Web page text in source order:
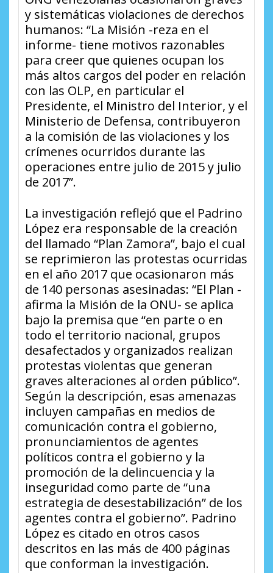
y sistemáticas violaciones de derechos
humanos: “La Misión -reza en el
informe- tiene motivos razonables
para creer que quienes ocupan los
más altos cargos del poder en relación
con las OLP, en particular el
Presidente, el Ministro del Interior, y el
Ministerio de Defensa, contribuyeron
a la comisión de las violaciones y los
crímenes ocurridos durante las
operaciones entre julio de 2015 y julio
de 2017”.
La investigación reflejó que el Padrino
López era responsable de la creación
del llamado “Plan Zamora”, bajo el cual
se reprimieron las protestas ocurridas
en el año 2017 que ocasionaron más
de 140 personas asesinadas: “El Plan -
afirma la Misión de la ONU- se aplica
bajo la premisa que “en parte o en
todo el territorio nacional, grupos
desafectados y organizados realizan
protestas violentas que generan
graves alteraciones al orden público”.
Según la descripción, esas amenazas
incluyen campañas en medios de
comunicación contra el gobierno,
pronunciamientos de agentes
políticos contra el gobierno y la
promoción de la delincuencia y la
inseguridad como parte de “una
estrategia de desestabilización” de los
agentes contra el gobierno”. Padrino
López es citado en otros casos
descritos en las más de 400 páginas
que conforman la investigación.